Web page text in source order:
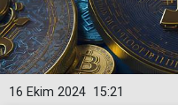
15:21
16 Ekim 2024